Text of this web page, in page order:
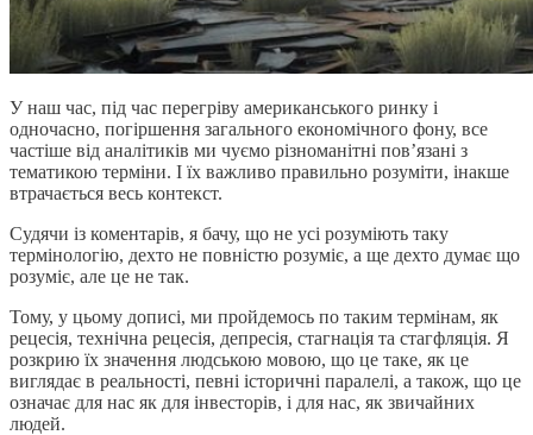
У наш час, під час перегріву американського ринку і
одночасно, погіршення загального економічного фону, все
частіше від аналітиків ми чуємо різноманітні пов’язані з
тематикою терміни. І їх важливо правильно розуміти, інакше
втрачається весь контекст.
Судячи із коментарів, я бачу, що не усі розуміють таку
термінологію, дехто не повністю розуміє, а ще дехто думає що
розуміє, але це не так.
Тому, у цьому дописі, ми пройдемось по таким термінам, як
рецесія, технічна рецесія, депресія, стагнація та стагфляція. Я
розкрию їх значення людською мовою, що це таке, як це
виглядає в реальності, певні історичні паралелі, а також, що це
означає для нас як для інвесторів, і для нас, як звичайних
людей.